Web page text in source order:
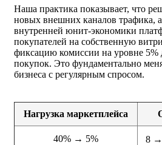
Наша практика показывает, что
новых внешних каналов трафика,
внутренней юнит-экономики
покупателей на собственную
фиксацию комиссии на уровне 5%
покупок. Это фундаментально
бизнеса с регулярным спросом.
Нагрузка маркетплейса
40% → 5% 8 →